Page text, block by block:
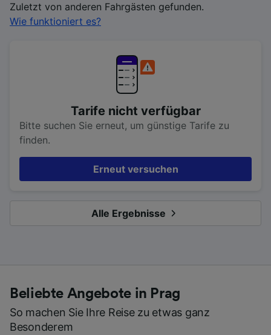
Zuletzt von anderen Fahrgästen gefunden.
Wie funktioniert es?
Tarife nicht verfügbar
Bitte suchen Sie erneut, um günstige Tarife zu
finden.
Erneut versuchen
Alle Ergebnisse
Beliebte Angebote in Prag
So machen Sie Ihre Reise zu etwas ganz
Besonderem